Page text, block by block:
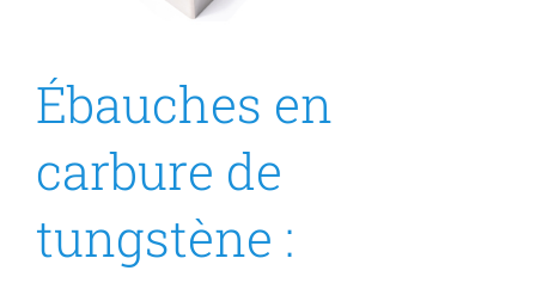
Ébauches en
carbure de
tungstène :